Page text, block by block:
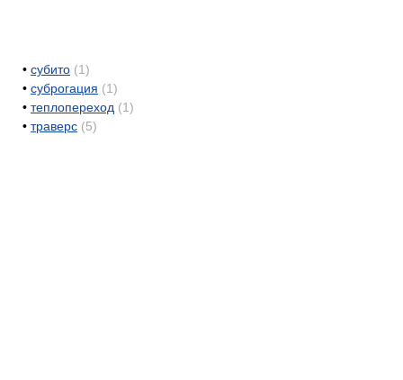
• субито (1)
• суброгация (1)
• теплопереход (1)
• траверс (5)